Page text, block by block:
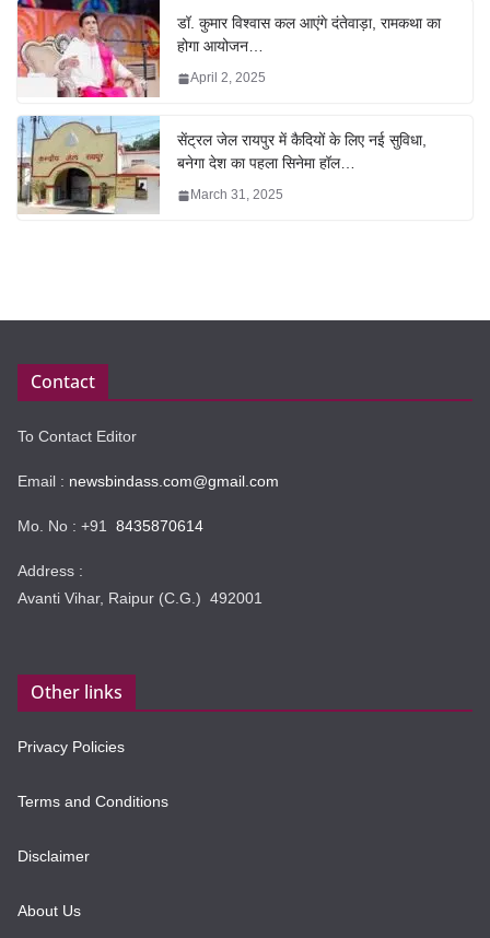
डॉ. कुमार विश्वास कल आएंगे दंतेवाड़ा, रामकथा का
होगा आयोजन…
April 2, 2025
सेंट्रल जेल रायपुर में कैदियों के लिए नई सुविधा,
बनेगा देश का पहला सिनेमा हॉल…
March 31, 2025
Contact
To Contact Editor
Email : newsbindass.com@gmail.com
Mo. No : +91 8435870614
Address :
Avanti Vihar, Raipur (C.G.) 492001
Other links
Privacy Policies
Terms and Conditions
Disclaimer
About Us